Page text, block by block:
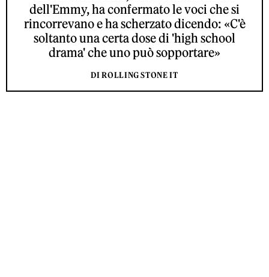
dell'Emmy, ha confermato le voci che si
rincorrevano e ha scherzato dicendo: «C'è
soltanto una certa dose di 'high school
drama' che uno può sopportare»
DI ROLLING STONE IT